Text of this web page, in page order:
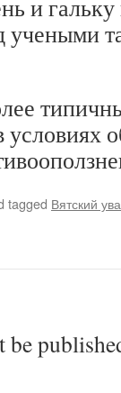
и гальку
учеными
условиях
tagged Вятский
be